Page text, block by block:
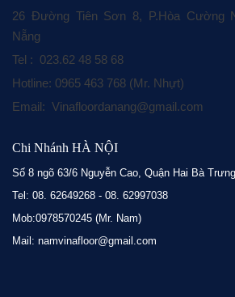
26 Đường Tiên Sơn 8, P.Hòa Cường
Nẵng
Tel : 023.62 48 58 68
Hotline: 0965 463 768 (Mr. Nhựt)
Email: Vinafloordanang@gmail.com
Chi Nhánh HÀ NỘI
Số 8 ngõ 63/6 Nguyễn Cao, Quận Hai Bà
Tel: 08. 62649268 - 08. 62997038
Mob:0978570245 (Mr. Nam)
Mail: namvinafloor@gmail.com